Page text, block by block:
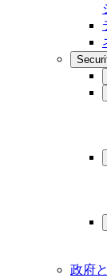
政府